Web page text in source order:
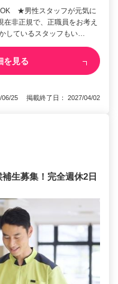
OK ★男性スタッフが元気に
非正規で、正職員をお考え
しているスタッフもい…
を見る
06/25 掲載終了日： 2027/04/02
生募集！完全週休2日